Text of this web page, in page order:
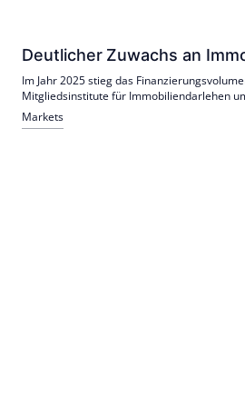
Deutlicher Zuwachs an
Im Jahr 2025 stieg das
Mitgliedsinstitute für Immobiliendarlehen
Euro. Wohnimmobiliendarlehen machten
aus.
Markets